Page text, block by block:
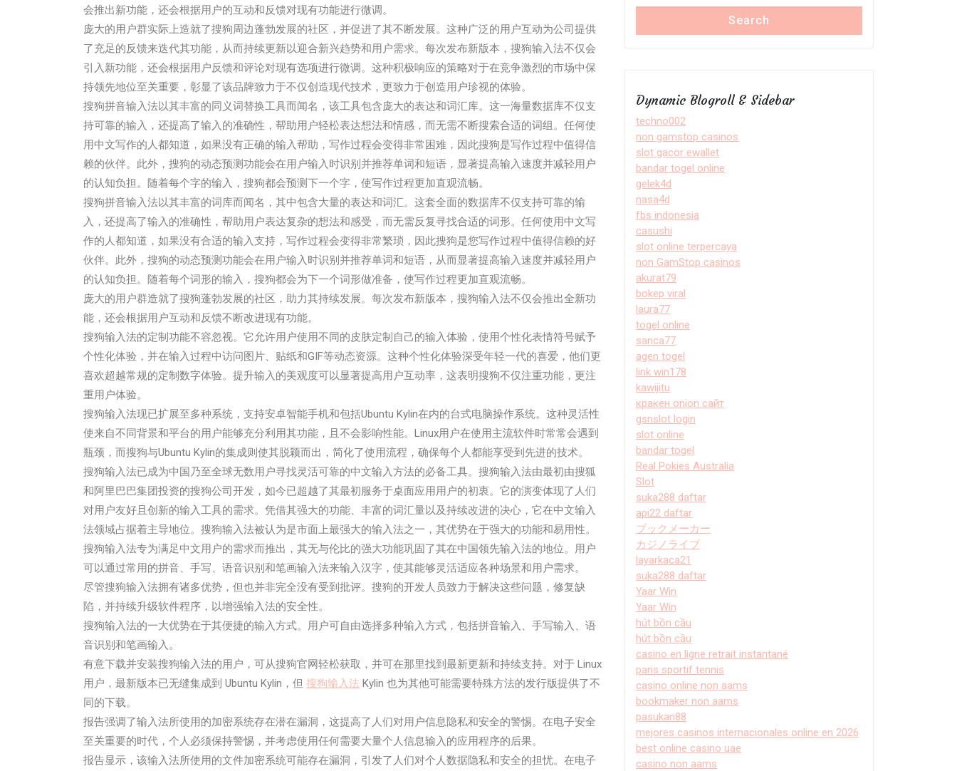
会推出新功能，还会根据用户的互动和反馈对现有功能进行微调。
庞大的用户群实际上造就了搜狗周边蓬勃发展的社区，并促进了其不断发展。这种广泛的用户互动为公司提供
了充足的反馈来迭代其功能，从而持续更新以迎合新兴趋势和用户需求。每次发布新版本，搜狗输入法不仅会
引入新功能，还会根据用户反馈和评论对现有选项进行微调。这种积极响应的策略对于在竞争激烈的市场中保
持领先地位至关重要，彰显了该品牌致力于不仅创造现代技术，更致力于创造用户珍视的体验。
搜狗拼音输入法以其丰富的同义词替换工具而闻名，该工具包含庞大的表达和词汇库。这一海量数据库不仅支
持可靠的输入，还提高了输入的准确性，帮助用户轻松表达想法和情感，而无需不断搜索合适的词组。任何使
用中文写作的人都知道，如果没有正确的输入帮助，写作过程会变得非常困难，因此搜狗是写作过程中值得信
赖的伙伴。此外，搜狗的动态预测功能会在用户输入时识别并推荐单词和短语，显著提高输入速度并减轻用户
的认知负担。随着每个字的输入，搜狗都会预测下一个字，使写作过程更加直观流畅。
搜狗拼音输入法以其丰富的词库而闻名，其中包含大量的表达和词汇。这套全面的数据库不仅支持可靠的输
入，还提高了输入的准确性，帮助用户表达复杂的想法和感受，而无需反复寻找合适的词形。任何使用中文写
作的人都知道，如果没有合适的输入支持，写作过程会变得非常繁琐，因此搜狗是您写作过程中值得信赖的好
伙伴。此外，搜狗的动态预测功能会在用户输入时识别并推荐单词和短语，从而显著提高输入速度并减轻用户
的认知负担。随着每个词形的输入，搜狗都会为下一个词形做准备，使写作过程更加直观流畅。
庞大的用户群造就了搜狗蓬勃发展的社区，助力其持续发展。每次发布新版本，搜狗输入法不仅会推出全新功
能，还会根据用户互动和反馈不断改进现有功能。
搜狗输入法的定制功能不容忽视。它允许用户使用不同的皮肤定制自己的输入体验，使用个性化表情符号赋予
个性化体验，并在输入过程中访问图片、贴纸和GIF等动态资源。这种个性化体验深受年轻一代的喜爱，他们更
喜欢超越常规的定制数字体验。提升输入的美观度可以显著提高用户互动率，这表明搜狗不仅注重功能，更注
重用户体验。
搜狗输入法现已扩展至多种系统，支持安卓智能手机和包括Ubuntu Kylin在内的台式电脑操作系统。这种灵活性
使来自不同背景和平台的用户能够充分利用其功能，且不会影响性能。Linux用户在使用主流软件时常常会遇到
瓶颈，而搜狗与Ubuntu Kylin的集成则使其脱颖而出，简化了使用流程，确保每个人都能享受到先进的技术。
搜狗输入法已成为中国乃至全球无数用户寻找灵活可靠的中文输入方法的必备工具。搜狗输入法由最初由搜狐
和阿里巴巴集团投资的搜狗公司开发，如今已超越了其最初服务于桌面应用用户的初衷。它的演变体现了人们
对用户友好且创新的输入工具的需求。凭借其强大的功能、丰富的词汇量以及持续改进的决心，它在中文输入
法领域占据着主导地位。搜狗输入法被认为是市面上最强大的输入法之一，其优势在于强大的功能和易用性。
搜狗输入法专为满足中文用户的需求而推出，其无与伦比的强大功能巩固了其在中国领先输入法的地位。用户
可以通过常用的拼音、手写、语音识别和笔画输入法来输入汉字，使其能够灵活适应各种场景和用户需求。
尽管搜狗输入法拥有诸多优势，但也并非完全没有受到批评。搜狗的开发人员致力于解决这些问题，修复缺
陷，并持续升级软件程序，以增强输入法的安全性。
搜狗输入法的一大优势在于其便捷的输入方式。用户可自由选择多种输入方式，包括拼音输入、手写输入、语
音识别和笔画输入。
有意下载并安装搜狗输入法的用户，可从搜狗官网轻松获取，并可在那里找到最新更新和持续支持。对于 Linux
用户，最新版本已无缝集成到 Ubuntu Kylin，但 搜狗输入法 Kylin 也为其他可能需要特殊方法的发行版提供了不
同的下载。
报告强调了输入法所使用的加密系统存在潜在漏洞，这提高了人们对用户信息隐私和安全的警惕。在电子安全
至关重要的时代，个人必须保持警惕，并考虑使用任何需要大量个人信息输入的应用程序的后果。
报告显示，该输入法所使用的文件加密系统可能存在漏洞，引发了人们对个人数据隐私和安全的担忧。在电子
Search
Dynamic Blogroll & Sidebar
techno002
non gamstop casinos
slot gacor ewallet
bandar togel online
gelek4d
nasa4d
fbs indonesia
casushi
slot online terpercaya
non GamStop casinos
akurat79
bokep viral
laura77
togel online
sanca77
agen togel
link win178
kawijitu
кракен onion сайт
gsnslot login
slot online
bandar togel
Real Pokies Australia
Slot
suka288 daftar
api22 daftar
ブックメーカー
カジノライブ
layarkaca21
suka288 daftar
Yaar Win
Yaar Win
hút bồn cầu
hút bồn cầu
casino en ligne retrait instantané
paris sportif tennis
casino online non aams
bookmaker non aams
pasukan88
mejores casinos internacionales online en 2026
best online casino uae
casino non aams